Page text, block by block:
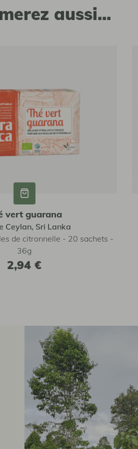
aussi...
vert guarana
Ceylan, Sri Lanka
de citronnelle - 20 sachets -
36g
2,94 €